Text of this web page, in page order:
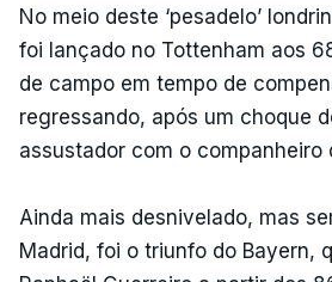
No meio deste ‘pesadelo’
foi lançado no Tottenham aos
de campo em tempo de
regressando, após um choque
assustador com o companheiro
Ainda mais desnivelado, mas
Madrid, foi o triunfo do Bayern,